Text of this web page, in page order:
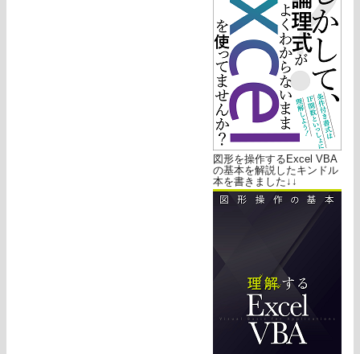
図形を操作するExcel VBA
の基本を解説したキンドル
本を書きました↓↓